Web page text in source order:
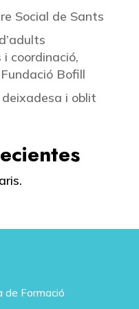
Social de Sants
coordinació,
Bofill
i oblit
de Formació